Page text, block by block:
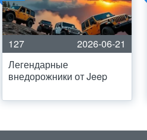
127
2026-06-21
Легендарные
внедорожники от Jeep